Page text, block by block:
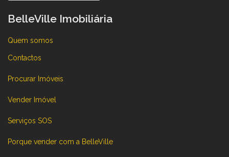
BelleVille Imobiliária
Quem somos
Contactos
Procurar Imóveis
Vender Imóvel
Serviços SOS
Porque vender com a BelleVille